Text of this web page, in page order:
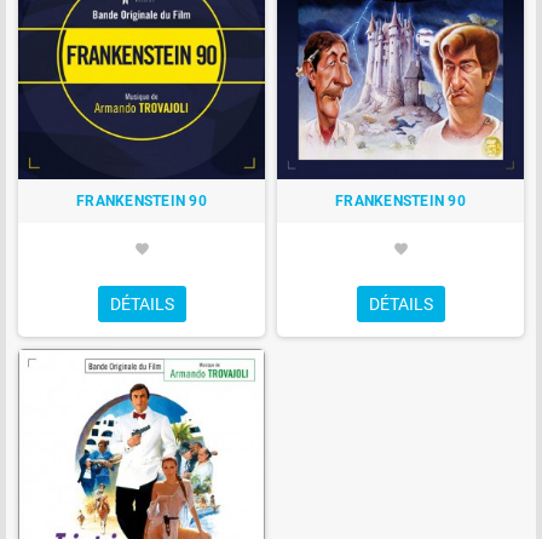
FRANKENSTEIN 90
favorite
DÉTAILS
FRANKENSTEIN 90
favorite
DÉTAILS